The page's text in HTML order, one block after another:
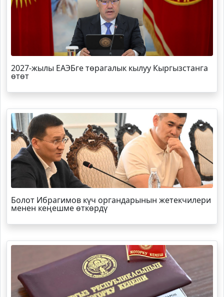
2027-жылы ЕАЭБге төрагалык кылуу Кыргызстанга
өтөт
Болот Ибрагимов күч органдарынын жетекчилери
менен кеңешме өткөрдү